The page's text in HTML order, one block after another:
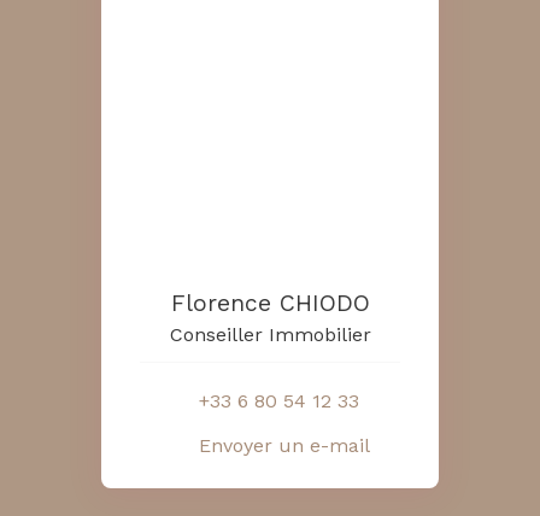
Florence CHIODO
Conseiller Immobilier
+33 6 80 54 12 33
Envoyer un e-mail